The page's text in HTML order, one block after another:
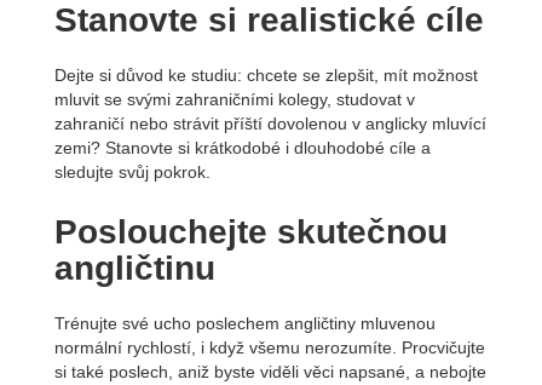
Stanovte si realistické cíle
Dejte si důvod ke studiu: chcete se zlepšit, mít možnost
mluvit se svými zahraničními kolegy, studovat v
zahraničí nebo strávit příští dovolenou v anglicky mluvící
zemi? Stanovte si krátkodobé i dlouhodobé cíle a
sledujte svůj pokrok.
Poslouchejte skutečnou
angličtinu
Trénujte své ucho poslechem angličtiny mluvenou
normální rychlostí, i když všemu nerozumíte. Procvičujte
si také poslech, aniž byste viděli věci napsané, a nebojte